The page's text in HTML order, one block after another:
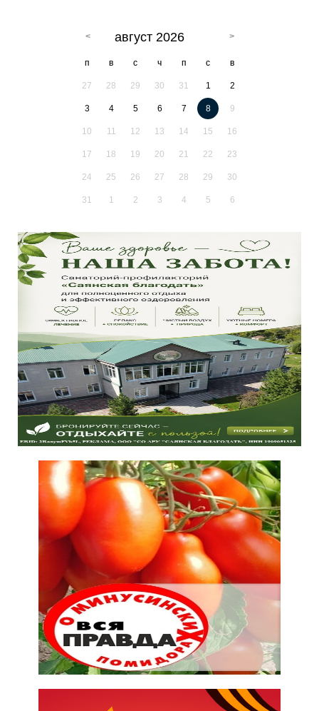
август 2026
п в с ч п с в
27 28 29 30 31 1 2
3 4 5 6 7 8 9
10 11 12 13 14 15 16
17 18 19 20 21 22 23
24 25 26 27 28 29 30
31 1 2 3 4 5 6